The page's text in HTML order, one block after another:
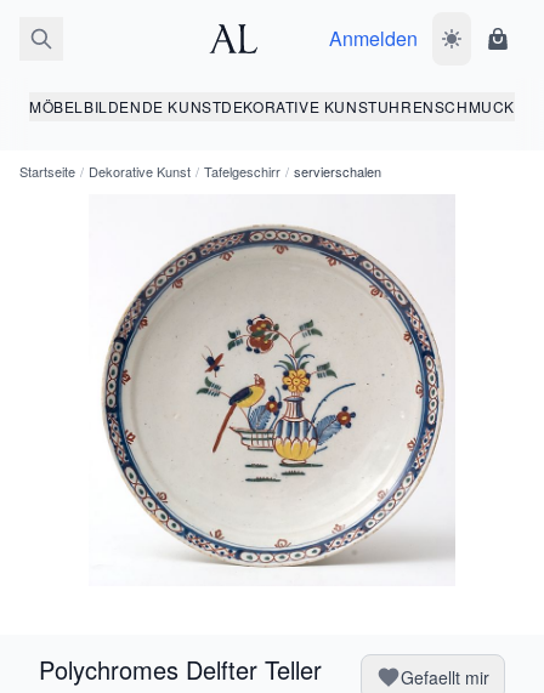
Anmelden
MÖBEL BILDENDE KUNSTDEKORATIVE KUNSTUHRENSCHMUCK
Startseite / Dekorative Kunst / Tafelgeschirr / servierschalen
Polychromes Delfter Teller Gefaellt mir